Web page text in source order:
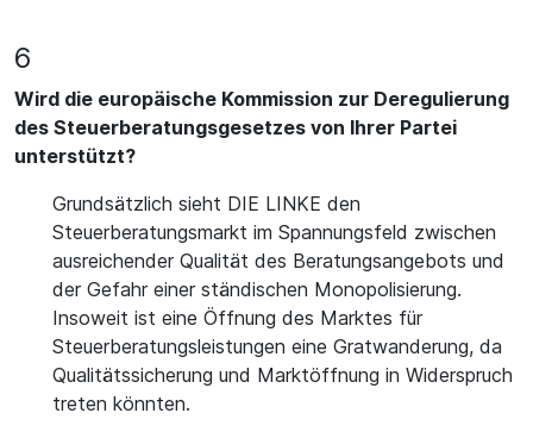
6
Wird die europäische Kommission zur Deregulierung
des Steuerberatungsgesetzes von Ihrer Partei
unterstützt?
Grundsätzlich sieht DIE LINKE den
Steuerberatungsmarkt im Spannungsfeld zwischen
ausreichender Qualität des Beratungsangebots und
der Gefahr einer ständischen Monopolisierung.
Insoweit ist eine Öffnung des Marktes für
Steuerberatungsleistungen eine Gratwanderung, da
Qualitätssicherung und Marktöffnung in Widerspruch
treten könnten.